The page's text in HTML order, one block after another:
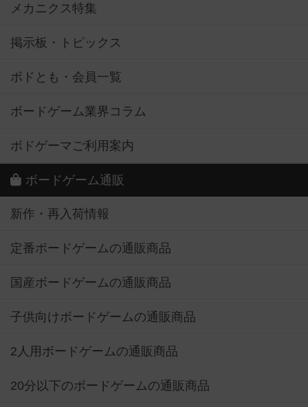
メカニクス特集
掲示板・トピックス
ボドとも・会員一覧
ボードゲーム業界コラム
ボドゲーマご利用案内
ボードゲーム通販
新作・再入荷情報
定番ボードゲームの通販商品
国産ボードゲームの通販商品
子供向けボードゲームの通販商品
2人用ボードゲームの通販商品
20分以下のボードゲームの通販商品